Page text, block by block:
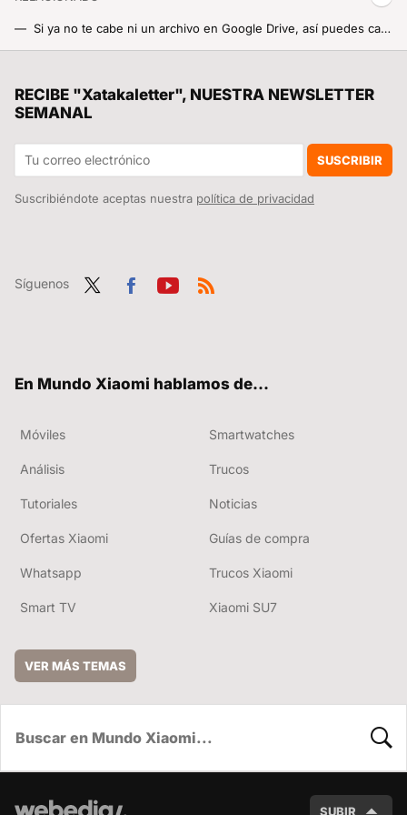
Si ya no te cabe ni un archivo en Google Drive, así puedes cambiar por la nube de MIUI
El video viral de un joven Lei Jun cuando comenzó Xiaomi frente al gigante tecnológico que es ahora: ¡vaya cambio radical!
RECIBE "Xatakaletter", NUESTRA NEWSLETTER
SEMANAL
SUSCRIBIR
Suscribiéndote aceptas nuestra política de privacidad
Síguenos
En Mundo Xiaomi hablamos de...
Móviles Smartwatches
Análisis Trucos
Tutoriales Noticias
Ofertas Xiaomi Guías de compra
Whatsapp Trucos Xiaomi
Smart TV Xiaomi SU7
VER MÁS TEMAS
SUBIR